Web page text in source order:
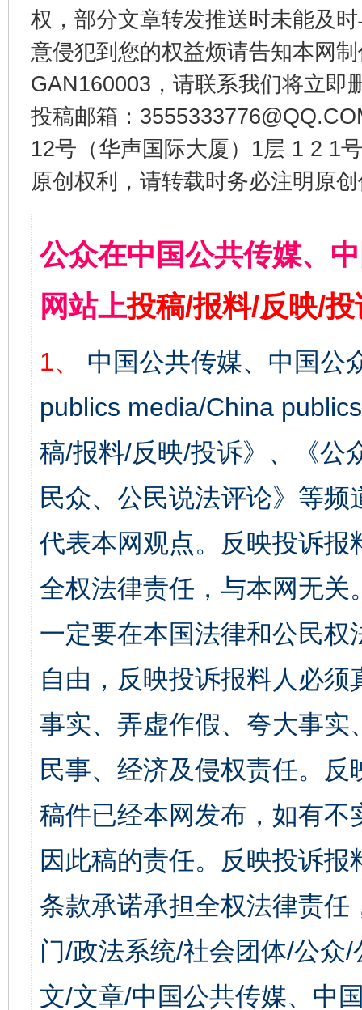
权，部分文章转发推送时未能及
意侵犯到您的权益烦请告知本网
GAN160003，请联系我们将立即
投稿邮箱：
12号（华声国际大厦）1层 1 2 1
原创权利，请转载时务必注明原
公众在中国公共传媒、
网站上投稿/报料/反映/
1、
中国公共传媒、中国公
publics media/China
稿/报料/反映/投诉》、《公
民众、公民说法评论》等
代表本网观点。反映投诉
全权法律责任，与本网无
一定要在本国法律和公民
自由，反映投诉报料人必
事实、弄虚作假、夸大事
民事、经济及侵权责任。
稿件已经本网发布，如有
因此稿的责任。反映投诉
条款承诺承担全权法律责
门/政法系统/社会团体/公众
文/文章/中国公共传媒、中